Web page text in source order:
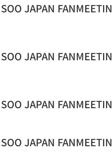
SOO JAPAN
SOO JAPAN
SOO JAPAN
SOO JAPAN